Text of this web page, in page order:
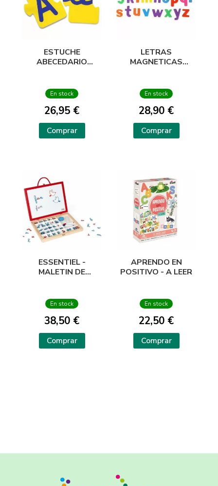
ESTUCHE
ABECEDARIO
PUZZLE 168 PIEZAS
En stock
26,95 €
Comprar
LETRAS
MAGNETICAS
En stock
28,90 €
Comprar
ESSENTIEL -
MALETIN DE
En stock
38,50 €
Comprar
APRENDO EN
POSITIVO - A LEER
En stock
22,50 €
Comprar